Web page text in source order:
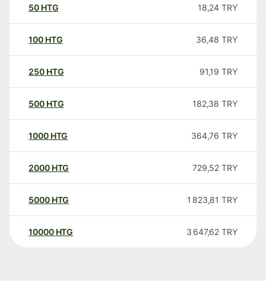
50 HTG 18,24 TRY
100 HTG 36,48 TRY
250 HTG 91,19 TRY
500 HTG 182,38 TRY
1000 HTG 364,76 TRY
2000 HTG 729,52 TRY
5000 HTG 1 823,81 TRY
10000 HTG 3 647,62 TRY